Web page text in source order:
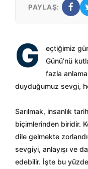
PAYLAŞ:
G
eçtiğimiz
Günü’nü
fazla
duyduğumuz sevgi,
Sarılmak, insanlık
biçimlerinden biridir.
dile gelmekte
sevgiyi, anlayışı ve
edebilir. İşte bu